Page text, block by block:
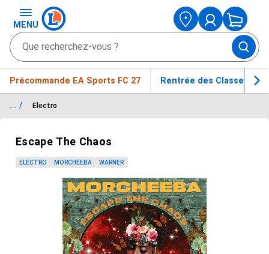
MENU
Précommande EA Sports FC 27 Rentrée des Classes
... / Electro
Escape The Chaos
ELECTRO MORCHEEBA WARNER
Passer le carrousel d'images